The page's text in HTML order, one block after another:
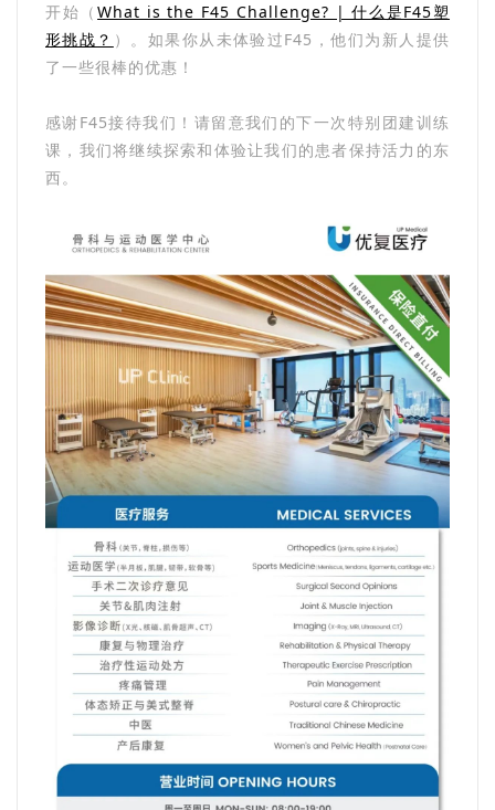
开始（What is the F45 Challenge? | 什么是F45塑
形挑战？ ）。如果你从未体验过F45，他们为新人提供
了一些很棒的优惠！
感谢F45接待我们！请留意我们的下一次特别团建训练
课，我们将继续探索和体验让我们的患者保持活力的东
西。